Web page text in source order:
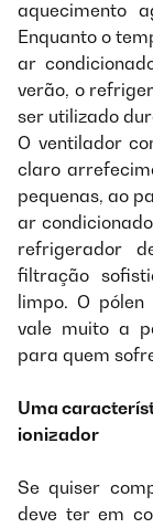
aquecimento
Enquanto o
ar
verão, o
ser utilizado
O ventilador
claro
pequenas, ao
ar
refrigerador
filtração
limpo. O
vale muito a
para quem
Uma
ionizador
Se quiser
deve ter em